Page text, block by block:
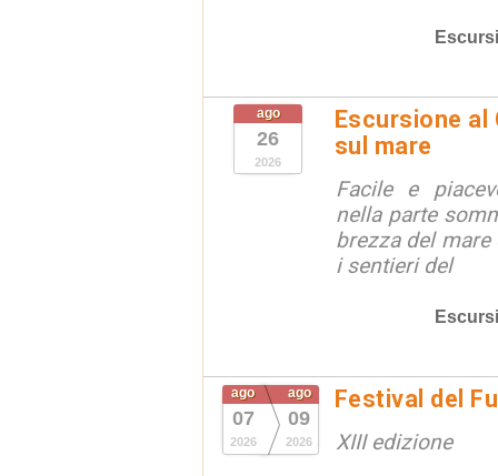
ago
26
2026
Escursione al
sul mare
Facile e
nella parte
brezza del
i sentieri del
ago
07
2026
ago
09
2026
Festival del
XIII edizione